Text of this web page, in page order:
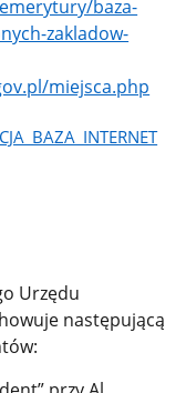
baza-
zakladow-
miejsca.php
Urzędu
następującą